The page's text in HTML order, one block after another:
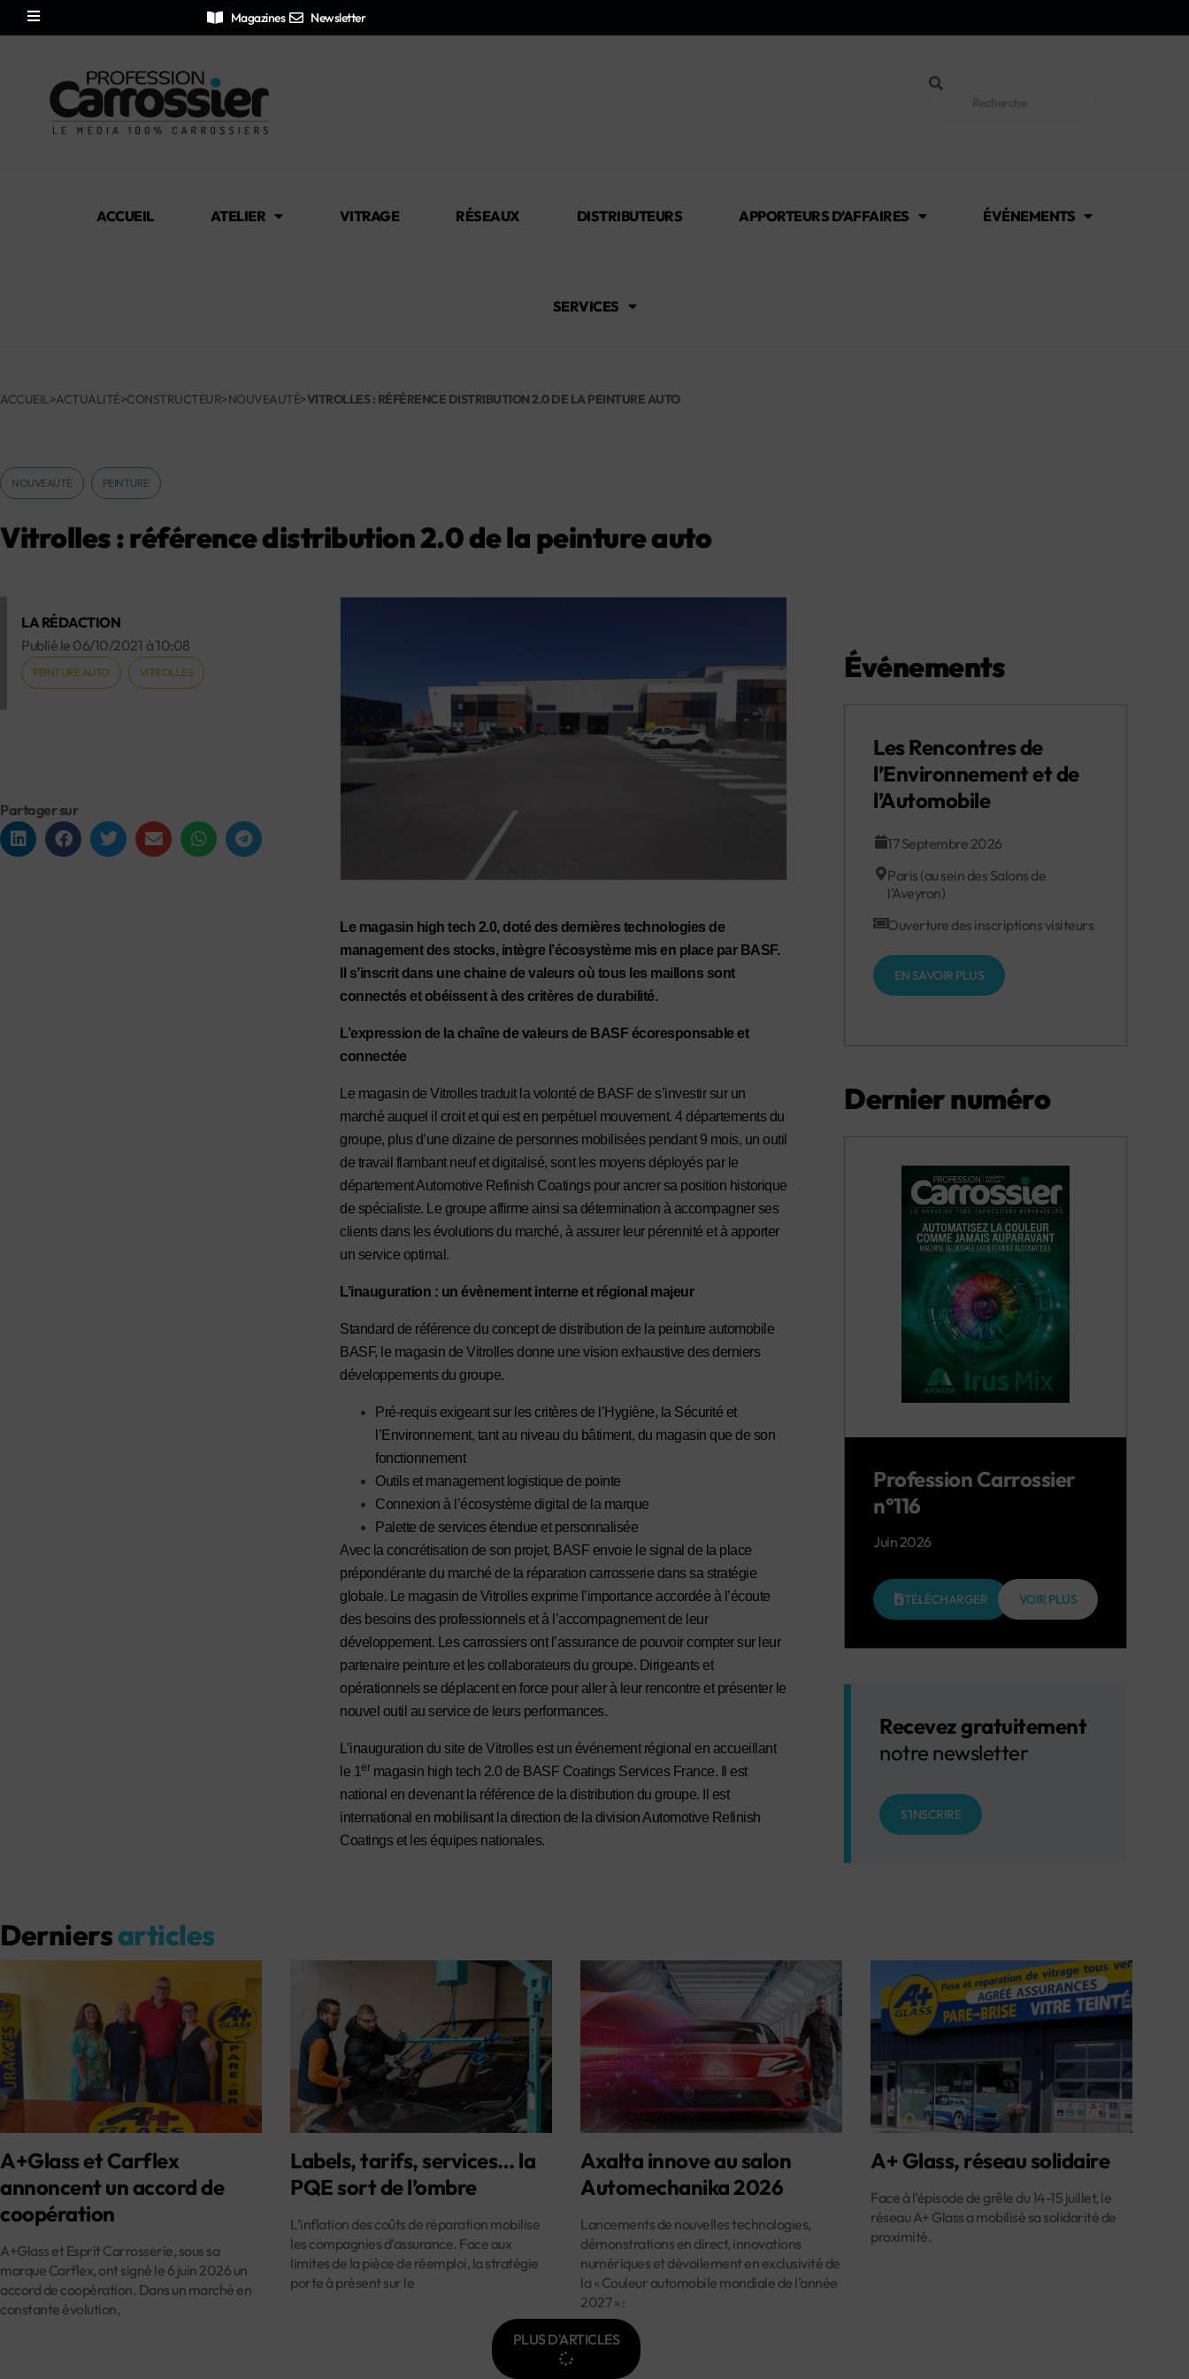
Magazines Newsletter
ACCUEIL ATELIER VITRAGE RÉSEAUX DISTRIBUTEURS APPORTEURS D’AFFAIRES ÉVÉNEMENTS
SERVICES
ACCUEIL >ACTUALITÉ>CONSTRUCTEUR>NOUVEAUTÉ>VITROLLES : RÉFÉRENCE DISTRIBUTION 2.0 DE LA PEINTURE AUTO
NOUVEAUTÉ PEINTURE
Vitrolles : référence distribution 2.0 de la peinture auto
LA RÉDACTION
Publié le 06/10/2021 à 10:08
PEINTURE AUTO VITROLLES
Partager sur
Le magasin high tech 2.0, doté des dernières technologies de
management des stocks, intègre l’écosystème mis en place par BASF.
Il s’inscrit dans une chaine de valeurs où tous les maillons sont
connectés et obéissent à des critères de durabilité.
L’expression de la chaîne de valeurs de BASF écoresponsable et
connectée
Le magasin de Vitrolles traduit la volonté de BASF de s’investir sur un
marché auquel il croit et qui est en perpétuel mouvement. 4 départements du
groupe, plus d’une dizaine de personnes mobilisées pendant 9 mois, un outil
de travail flambant neuf et digitalisé, sont les moyens déployés par le
département Automotive Refinish Coatings pour ancrer sa position historique
de spécialiste. Le groupe affirme ainsi sa détermination à accompagner ses
clients dans les évolutions du marché, à assurer leur pérennité et à apporter
un service optimal.
L’inauguration : un évènement interne et régional majeur
Standard de référence du concept de distribution de la peinture automobile
BASF, le magasin de Vitrolles donne une vision exhaustive des derniers
développements du groupe.
Pré-requis exigeant sur les critères de l’Hygiène, la Sécurité et
l’Environnement, tant au niveau du bâtiment, du magasin que de son
fonctionnement
Outils et management logistique de pointe
Connexion à l’écosystème digital de la marque
Palette de services étendue et personnalisée
Avec la concrétisation de son projet, BASF envoie le signal de la place
prépondérante du marché de la réparation carrosserie dans sa stratégie
globale. Le magasin de Vitrolles exprime l’importance accordée à l’écoute
des besoins des professionnels et à l’accompagnement de leur
développement. Les carrossiers ont l’assurance de pouvoir compter sur leur
partenaire peinture et les collaborateurs du groupe. Dirigeants et
opérationnels se déplacent en force pour aller à leur rencontre et présenter le
nouvel outil au service de leurs performances.
L’inauguration du site de Vitrolles est un événement régional en accueillant
le 1 er magasin high tech 2.0 de BASF Coatings Services France. Il est
national en devenant la référence de la distribution du groupe. Il est
international en mobilisant la direction de la division Automotive Refinish
Coatings et les équipes nationales.
Événements
Les Rencontres de
l’Environnement et de
l’Automobile
17 Septembre 2026
Paris (au sein des Salons de
l’Aveyron)
Ouverture des inscriptions visiteurs
EN SAVOIR PLUS
Dernier numéro
Profession Carrossier
n°116
Juin 2026
TÉLÉCHARGER VOIR PLUS
Recevez gratuitement
notre newsletter
S'INSCRIRE
Derniersarticles
A+Glass et Carflex
annoncent un accord de
coopération
A+Glass et Esprit Carrosserie, sous sa
marque Carflex, ont signé le 6 juin 2026 un
accord de coopération. Dans un marché en
constante évolution,
Labels, tarifs, services… la
PQE sort de l’ombre
L’inflation des coûts de réparation mobilise
les compagnies d’assurance. Face aux
limites de la pièce de réemploi, la stratégie
porte à présent sur le
Axalta innove au salon
Automechanika 2026
Lancements de nouvelles technologies,
démonstrations en direct, innovations
numériques et dévoilement en exclusivité de
la « Couleur automobile mondiale de l’année
2027 » :
A+ Glass, réseau solidaire
Face à l’épisode de grêle du 14-15 juillet, le
réseau A+ Glass a mobilisé sa solidarité de
proximité.
PLUS D'ARTICLES